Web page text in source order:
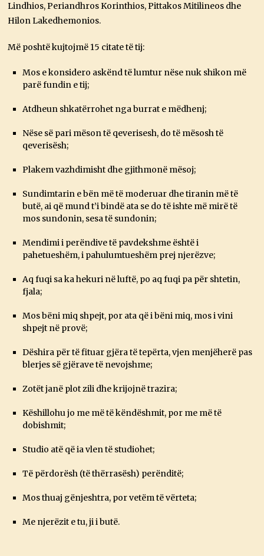
Lindhios, Periandhros Korinthios, Pittakos Mitilineos dhe
Hilon Lakedhemonios.
Më poshtë kujtojmë 15 citate të tij:
Mos e konsidero askënd të lumtur nëse nuk shikon më
parë fundin e tij;
Atdheun shkatërrohet nga burrat e mëdhenj;
Nëse së pari mëson të qeverisesh, do të mësosh të
qeverisësh;
Plakem vazhdimisht dhe gjithmonë mësoj;
Sundimtarin e bën më të moderuar dhe tiranin më të
butë, ai që mund t’i bindë ata se do të ishte më mirë të
mos sundonin, sesa të sundonin;
Mendimi i perëndive të pavdekshme është i
pahetueshëm, i pahulumtueshëm prej njerëzve;
Aq fuqi sa ka hekuri në luftë, po aq fuqi pa për shtetin,
fjala;
Mos bëni miq shpejt, por ata që i bëni miq, mos i vini
shpejt në provë;
Dëshira për të fituar gjëra të tepërta, vjen menjëherë pas
blerjes së gjërave të nevojshme;
Zotët janë plot zili dhe krijojnë trazira;
Këshillohu jo me më të këndëshmit, por me më të
dobishmit;
Studio atë që ia vlen të studiohet;
Të përdorësh (të thërrasësh) perënditë;
Mos thuaj gënjeshtra, por vetëm të vërteta;
Me njerëzit e tu, ji i butë.